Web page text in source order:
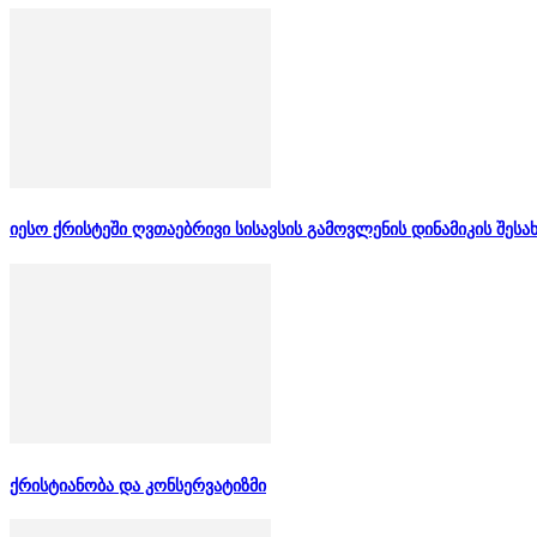
იესო ქრისტეში ღვთაებრივი სისავსის გამოვლენის დინამიკის
ქრისტიანობა და კონსერვატიზმი